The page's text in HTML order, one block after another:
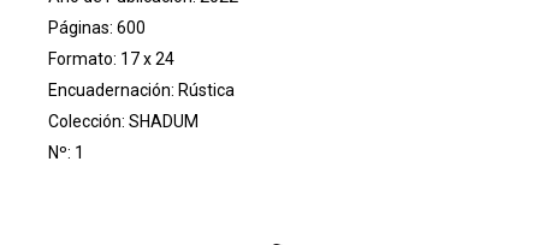
Páginas: 600
Formato: 17 x 24
Encuadernación: Rústica
Colección: SHADUM
Nº: 1